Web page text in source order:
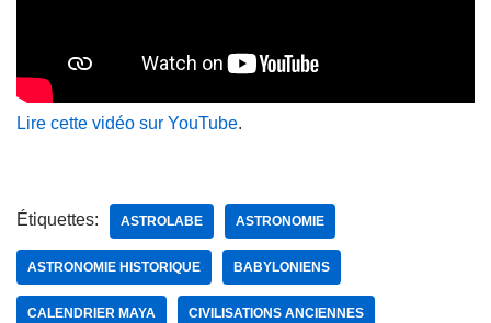
Lire cette vidéo sur YouTube.
Étiquettes: ASTROLABE ASTRONOMIE
ASTRONOMIE HISTORIQUE BABYLONIENS
CALENDRIER MAYA CIVILISATIONS ANCIENNES